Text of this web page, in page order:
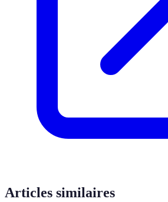
Articles similaires